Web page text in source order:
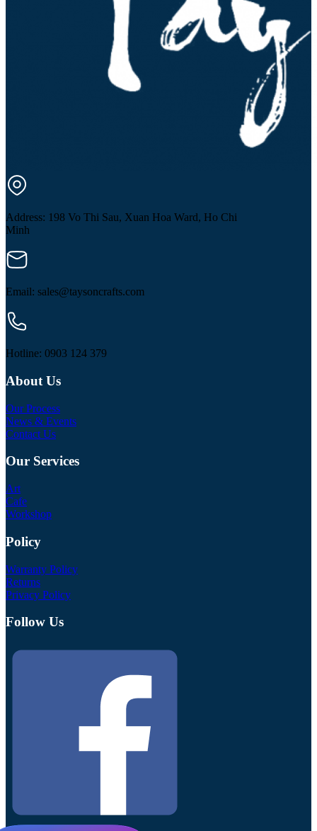
Address: 198 Vo Thi Sau, Xuan Hoa Ward, Ho Chi
Minh
Email: sales@taysoncrafts.com
Hotline: 0903 124 379
About Us
Our Process
News & Events
Contact Us
Our Services
Art
Cafe
Workshop
Policy
Warranty Policy
Returns
Privacy Policy
Follow Us